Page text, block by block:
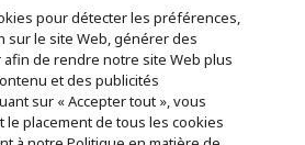
un matériel spécifique (voir
fr-fr/windows/windows-11-specifications).
ACERh
i
d
SUPPORTh
pour détecter les préférences,
sur le site Web, générer des
de rendre notre site Web plus
et des publicités
sur « Accepter tout », vous
le placement de tous les cookies